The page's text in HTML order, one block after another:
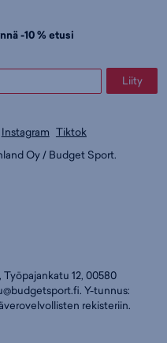
-10 % etusi
Liity
Instagram Tiktok
Oy / Budget Sport.
12, 00580
. Y-tunnus:
rekisteriin.